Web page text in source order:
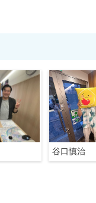
谷口慎治